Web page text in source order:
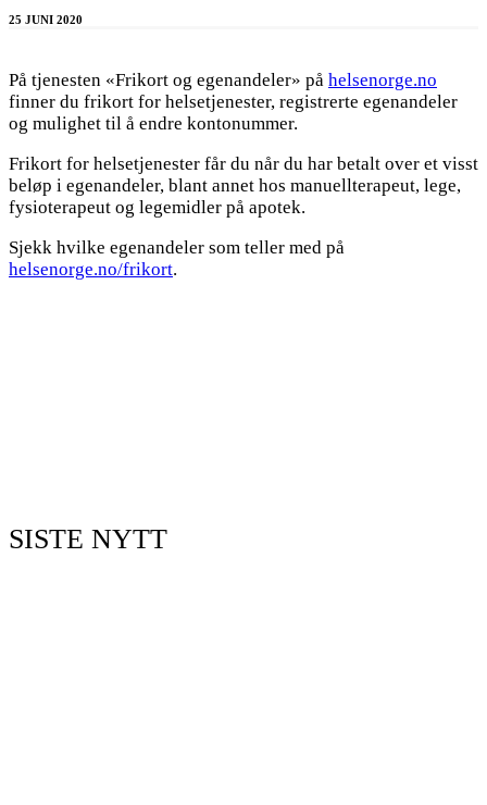
25 JUNI 2020
På tjenesten «Frikort og egenandeler» på helsenorge.no
finner du frikort for helsetjenester, registrerte egenandeler
og mulighet til å endre kontonummer.
Frikort for helsetjenester får du når du har betalt over et visst
beløp i egenandeler, blant annet hos manuellterapeut, lege,
fysioterapeut og legemidler på apotek.
Sjekk hvilke egenandeler som teller med på
helsenorge.no/frikort.
SISTE NYTT